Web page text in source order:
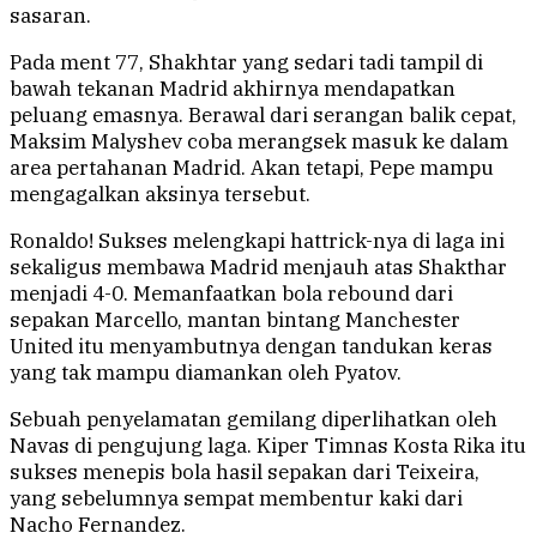
sasaran.
Pada ment 77, Shakhtar yang sedari tadi tampil di
bawah tekanan Madrid akhirnya mendapatkan
peluang emasnya. Berawal dari serangan balik cepat,
Maksim Malyshev coba merangsek masuk ke dalam
area pertahanan Madrid. Akan tetapi, Pepe mampu
mengagalkan aksinya tersebut.
Ronaldo! Sukses melengkapi hattrick-nya di laga ini
sekaligus membawa Madrid menjauh atas Shakthar
menjadi 4-0. Memanfaatkan bola rebound dari
sepakan Marcello, mantan bintang Manchester
United itu menyambutnya dengan tandukan keras
yang tak mampu diamankan oleh Pyatov.
Sebuah penyelamatan gemilang diperlihatkan oleh
Navas di pengujung laga. Kiper Timnas Kosta Rika itu
sukses menepis bola hasil sepakan dari Teixeira,
yang sebelumnya sempat membentur kaki dari
Nacho Fernandez.